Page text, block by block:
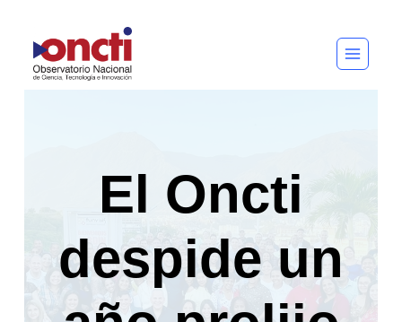
al
contenido
El Oncti
despide un